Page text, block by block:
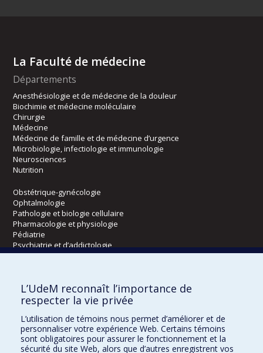
La Faculté de médecine
Départements
Anesthésiologie et de médecine de la douleur
Biochimie et médecine moléculaire
Chirurgie
Médecine
Médecine de famille et de médecine d’urgence
Microbiologie, infectiologie et immunologie
Neurosciences
Nutrition
Obstétrique-gynécologie
Ophtalmologie
Pathologie et biologie cellulaire
Pharmacologie et physiologie
Pédiatrie
Psychiatrie et d’addictologie
Radiologie, radio-oncologie et médecine nucléaire
Écoles
Orthophonie et audiologie
Réadaptation
L’UdeM reconnaît l’importance de
respecter la vie privée
L’utilisation de témoins nous permet d’améliorer et de
personnaliser votre expérience Web. Certains témoins
sont obligatoires pour assurer le fonctionnement et la
sécurité du site Web, alors que d’autres enregistrent vos